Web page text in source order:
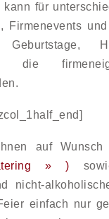
kann für
Firmenevents
die
auf Wunsch
» )
nicht-
einfach nur